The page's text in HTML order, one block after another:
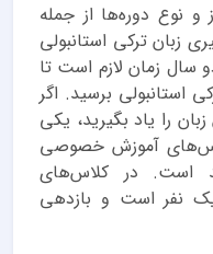
و نوع دوره‌ها از جمله
زبان ترکی استانبولی
سال زمان لازم است تا
استانبولی برسید. اگر
را یاد بگیرید، یکی
آموزش خصوصی
است. در کلاس‌های
نفر است و بازدهی